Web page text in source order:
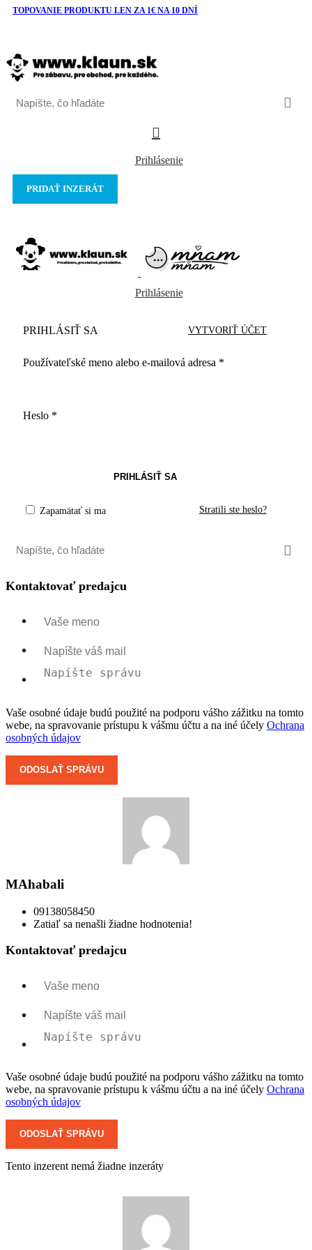
TOPOVANIE PRODUKTU LEN ZA 1€ NA 10 DNÍ
Prihlásenie
PRIDAŤ INZERÁT
Prihlásenie
PRIHLÁSIŤ SA VYTVORIŤ ÚČET
Používateľské meno alebo e-mailová adresa *
Heslo *
PRIHLÁSIŤ SA
Stratili ste heslo?
Zapamätať si ma
Kontaktovať predajcu
Vaše osobné údaje budú použité na podporu vášho zážitku na tomto
webe, na spravovanie prístupu k vášmu účtu a na iné účely Ochrana
osobných údajov
MAhabali
09138058450
Zatiaľ sa nenašli žiadne hodnotenia!
Kontaktovať predajcu
Vaše osobné údaje budú použité na podporu vášho zážitku na tomto
webe, na spravovanie prístupu k vášmu účtu a na iné účely Ochrana
osobných údajov
Tento inzerent nemá žiadne inzeráty